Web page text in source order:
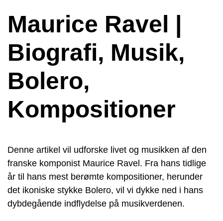
Maurice Ravel |
Biografi, Musik,
Bolero,
Kompositioner
Denne artikel vil udforske livet og musikken af den
franske komponist Maurice Ravel. Fra hans tidlige
år til hans mest berømte kompositioner, herunder
det ikoniske stykke Bolero, vil vi dykke ned i hans
dybdegående indflydelse på musikverdenen.